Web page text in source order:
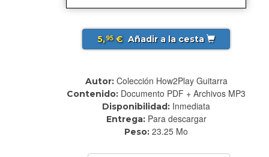
5,95€ Añadir a la cesta
Autor: Colección How2Play Guitarra
Contenido: Documento PDF + Archivos MP3
Disponibilidad: Inmediata
Entrega: Para descargar
Peso: 23.25 Mo